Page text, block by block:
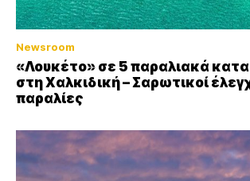
Newsroom
«Λουκέτο» σε 5 παραλιακά
στη Χαλκιδική – Σαρωτικοί
παραλίες